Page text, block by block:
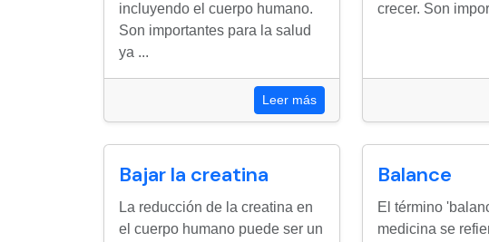
incluyendo el cuerpo humano.
Son importantes para la salud
ya ...
Leer más
crecer. Son
Bajar la creatina
La reducción de la creatina en
el cuerpo humano puede ser un
Balance
El término
medicina se